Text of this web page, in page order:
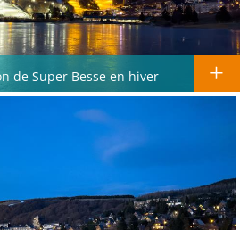
de Super Besse en hiver